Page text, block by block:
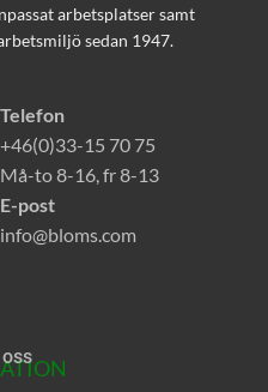
arbetsplatser samt
sedan 1947.
Telefon
+46(0)33-15 70 75
Må-to 8-16, fr 8-13
E-post
info@bloms.com